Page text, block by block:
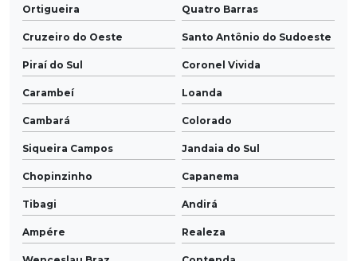
Ortigueira Quatro Barras
Cruzeiro do Oeste Santo Antônio do Sudoeste
Piraí do Sul Coronel Vivida
Carambeí Loanda
Cambará Colorado
Siqueira Campos Jandaia do Sul
Chopinzinho Capanema
Tibagi Andirá
Ampére Realeza